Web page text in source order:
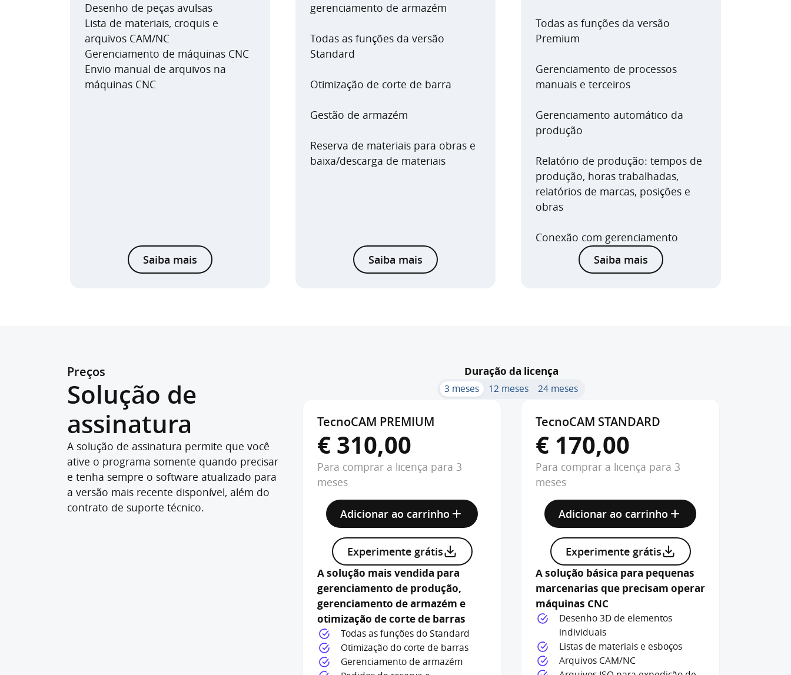
Desenho de peças avulsas
Lista de materiais, croquis e
arquivos CAM/NC
Gerenciamento de máquinas CNC
Envio manual de arquivos na
máquinas CNC
Saiba mais
gerenciamento de armazém
Todas as funções da versão
Standard
Otimização de corte de barra
Gestão de armazém
Reserva de materiais para obras e
baixa/descarga de materiais
Saiba mais
Todas as funções da versão
Premium
Gerenciamento de processos
manuais e terceiros
Gerenciamento automático da
produção
Relatório de produção: tempos de
produção, horas trabalhadas,
relatórios de marcas, posições e
obras
Conexão com gerenciamento
Saiba mais
Preços
Solução de
assinatura
A solução de assinatura permite que você
ative o programa somente quando precisar
e tenha sempre o software atualizado para
a versão mais recente disponível, além do
contrato de suporte técnico.
Duração da licença
3 meses 12 meses 24 meses
TecnoCAM STANDARD
€ 170,00
Para comprar a licença para 3
meses
Adicionar ao carrinho
TecnoCAM PREMIUM
€ 310,00
Para comprar a licença para 3
meses
Adicionar ao carrinho
Experimente grátis
A solução mais vendida para
gerenciamento de produção,
gerenciamento de armazém e
otimização de corte de barras
Todas as funções do Standard
Otimização do corte de barras
Gerenciamento de armazém
TecnoCAM STANDARD
€ 170,00
Para comprar a licença para 3
meses
Adicionar ao carrinho
Experimente grátis
A solução básica para pequenas
marcenarias que precisam operar
máquinas CNC
Desenho 3D de elementos
individuais
Listas de materiais e esboços
Arquivos CAM/NC